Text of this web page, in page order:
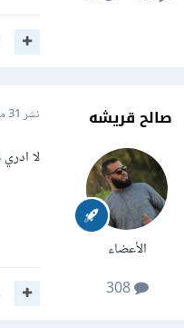
صالح قريشه
الأعضاء
308
نشر 31 مايو 2021
لا